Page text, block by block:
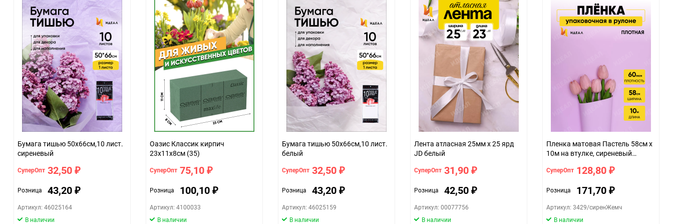
Единица измерения
Бумага тишью 50х66см,10 лист.
сиреневый
СуперОпт 32,50 ₽
Розница 43,20 ₽
Артикул: 46025164
В наличии
Оазис Классик кирпич
23х11х8см (35)
СуперОпт 75,10 ₽
Розница 100,10 ₽
Артикул: 4100033
В наличии
Бумага тишью 50х66см,10 лист.
белый
СуперОпт 32,50 ₽
Розница 43,20 ₽
Артикул: 46025159
В наличии
Лента атласная 25мм х 25 ярд
JD белый
СуперОпт 31,90 ₽
Розница 42,50 ₽
Артикул: 00077756
В наличии
Пленка матовая Пастель 58см х
10м на втулке, сиреневый
СуперОпт 128,80 ₽
Розница 171,70 ₽
Артикул: 3429/сиренЖемч
В наличии